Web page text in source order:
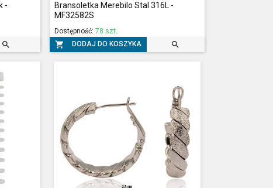
-

Bransoletka Merebilo Stal 316L -
MF32582S
Dostępność: 78 szt.
 DODAJ DO KOSZYKA 